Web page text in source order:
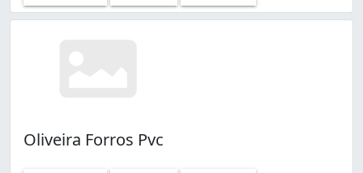
Oliveira Forros Pvc